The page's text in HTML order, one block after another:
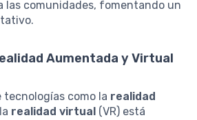
las comunidades, fomentando un
Aumentada y Virtual
tecnologías como la realidad
realidad virtual (VR) está